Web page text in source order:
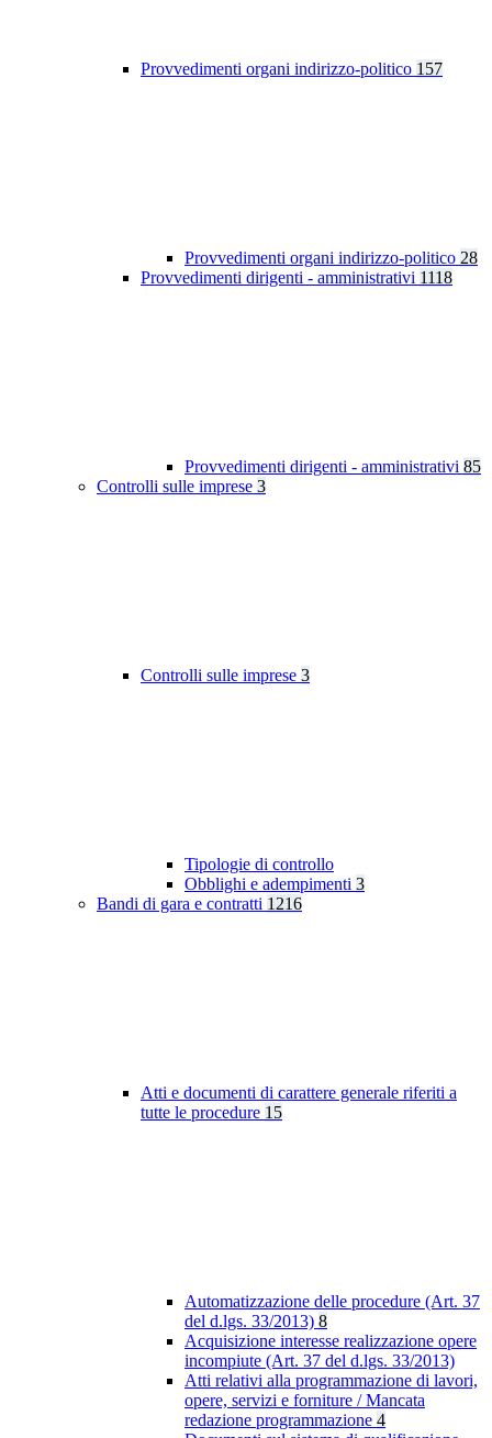
Provvedimenti organi indirizzo-politico 157
Provvedimenti organi indirizzo-politico 28
Provvedimenti dirigenti - amministrativi 1118
Provvedimenti dirigenti - amministrativi 85
Controlli sulle imprese 3
Controlli sulle imprese 3
Tipologie di controllo
Obblighi e adempimenti 3
Bandi di gara e contratti 1216
Atti e documenti di carattere generale riferiti a
tutte le procedure 15
Automatizzazione delle procedure (Art. 37
del d.lgs. 33/2013) 8
Acquisizione interesse realizzazione opere
incompiute (Art. 37 del d.lgs. 33/2013)
Atti relativi alla programmazione di lavori,
opere, servizi e forniture / Mancata
redazione programmazione 4